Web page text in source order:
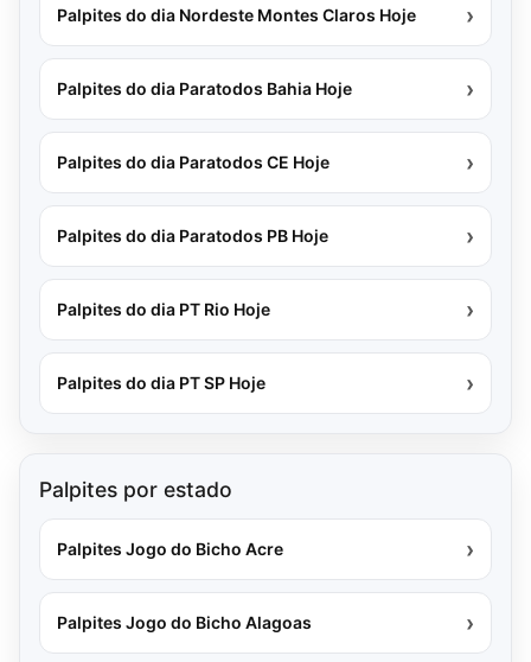
Palpites do dia Nordeste Montes Claros Hoje ›
Palpites do dia Paratodos Bahia Hoje ›
Palpites do dia Paratodos CE Hoje ›
Palpites do dia Paratodos PB Hoje ›
Palpites do dia PT Rio Hoje ›
Palpites do dia PT SP Hoje ›
Palpites por estado
Palpites Jogo do Bicho Acre ›
Palpites Jogo do Bicho Alagoas ›